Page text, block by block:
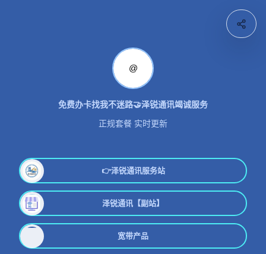
@
免费办卡找我不迷路🤝泽锐通讯竭诚服务
正规套餐 实时更新
👉泽锐通讯服务站
泽锐通讯【副站】
宽带产品